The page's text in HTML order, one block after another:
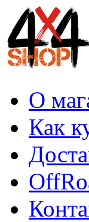
О
Как